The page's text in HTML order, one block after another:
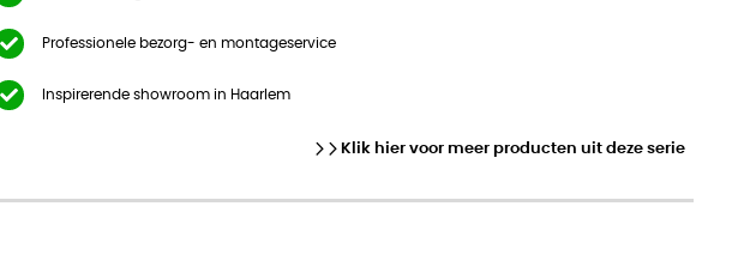
Professionele bezorg- en montageservice
Inspirerende showroom in Haarlem
Klik hier voor meer producten uit deze serie